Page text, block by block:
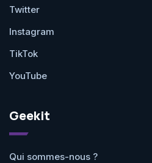
Twitter
Instagram
TikTok
YouTube
Geekit
Qui sommes-nous ?